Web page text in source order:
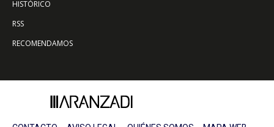
HISTÓRICO
RSS
RECOMENDAMOS